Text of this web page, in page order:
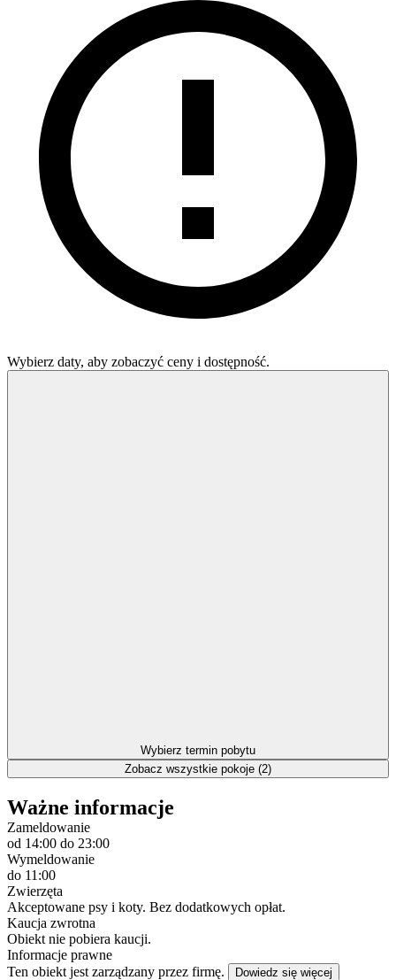
Wybierz daty, aby zobaczyć ceny i dostępność.
Wybierz termin pobytu
Zobacz wszystkie pokoje (2)
Ważne informacje
Zameldowanie
od 14:00 do 23:00
Wymeldowanie
do 11:00
Zwierzęta
Akceptowane psy i koty. Bez dodatkowych opłat.
Kaucja zwrotna
Obiekt nie pobiera kaucji.
Informacje prawne
Ten obiekt jest zarządzany przez firmę.
Dowiedz się więcej